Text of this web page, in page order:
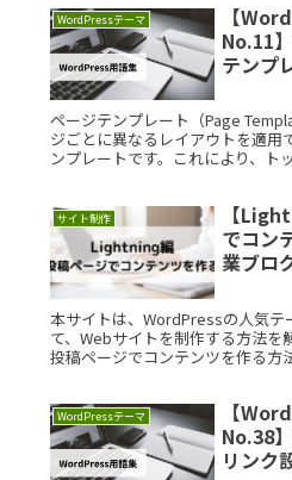
WordPressテーマ
【
No.11
テンプ
ページテンプレート（Page
ジごとに異なるレイアウトを適用
ンプレートです。これにより、ト
す。また、関連するWordPressの
らに効果的に利用できます。
サイト制作
【
でコン
業ブロ
本サイトは、WordPressの人気テ
て、Webサイトを制作する方法を
投稿ページでコンテンツを作る方
WordPressテーマ
【
No.38
リンク